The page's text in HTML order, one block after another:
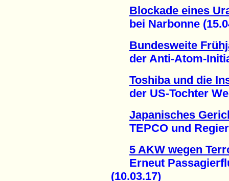
Blockade eines
bei Narbonne
Bundesweite
der Anti-Atom-
Toshiba und die
der US-Tochter
Japanisches
TEPCO und
5 AKW wegen
Erneut
(10.03.17)